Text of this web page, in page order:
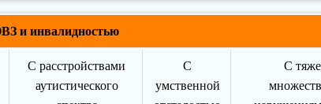
и инвалидностью
С расстройствами
аутистического
С
умственной
С